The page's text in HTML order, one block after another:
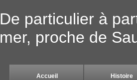
De particulier à
mer, proche de
Accueil Histoire